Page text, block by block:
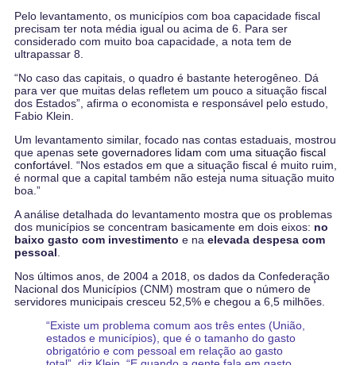
Pelo levantamento, os municípios com boa capacidade fiscal
precisam ter nota média igual ou acima de 6. Para ser
considerado com muito boa capacidade, a nota tem de
ultrapassar 8.
“No caso das capitais, o quadro é bastante heterogêneo. Dá
para ver que muitas delas refletem um pouco a situação fiscal
dos Estados”, afirma o economista e responsável pelo estudo,
Fabio Klein.
Um levantamento similar, focado nas contas estaduais, mostrou
que apenas sete governadores lidam com uma situação fiscal
confortável. “Nos estados em que a situação fiscal é muito ruim,
é normal que a capital também não esteja numa situação muito
boa.”
A análise detalhada do levantamento mostra que os problemas
dos municípios se concentram basicamente em dois eixos: no
baixo gasto com investimento e na elevada despesa com
pessoal.
Nos últimos anos, de 2004 a 2018, os dados da Confederação
Nacional dos Municípios (CNM) mostram que o número de
servidores municipais cresceu 52,5% e chegou a 6,5 milhões.
“Existe um problema comum aos três entes (União,
estados e municípios), que é o tamanho do gasto
obrigatório e com pessoal em relação ao gasto